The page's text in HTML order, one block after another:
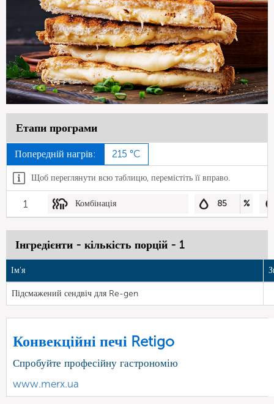
Етапи програми
Попередній нагрів: 215 °C
Щоб переглянути всю таблицю, перемістіть її вправо.
1 Комбінація 85 %
Інгредієнти - кількість порцій - 1
Ім'я
Підсмажений сендвіч для Re-gen
Конвекційні печі Retigo
Спробуйте професійну гастрономію
www.merx.ua